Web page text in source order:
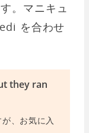
。マニキュ
を合わせ
they ran
、お気に入